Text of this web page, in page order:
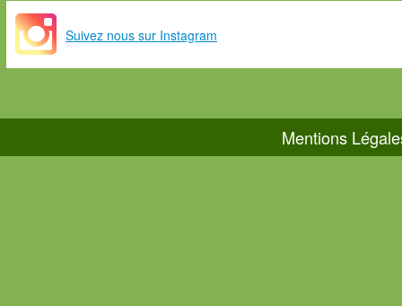
Suivez nous sur Instagram
Mentions